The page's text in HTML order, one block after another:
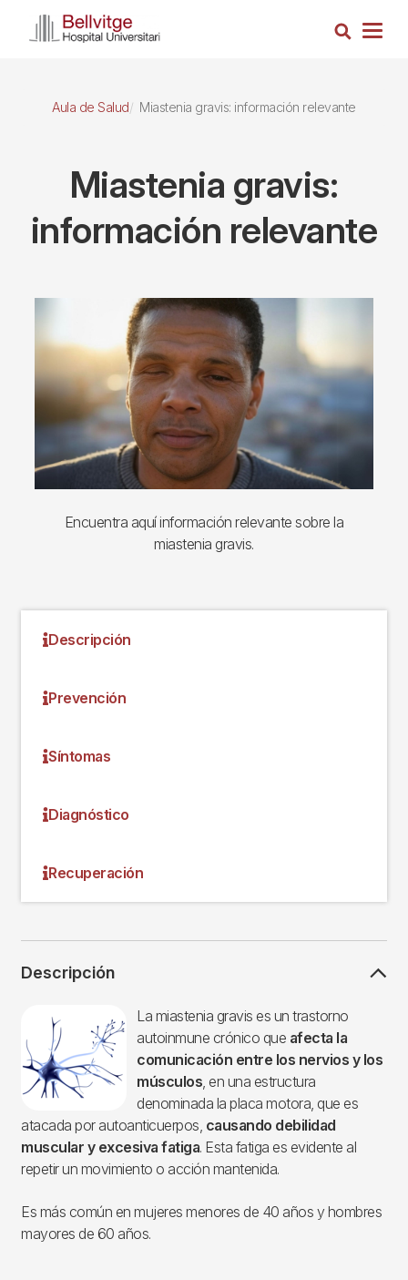
Busca
Aula de Salud Miastenia gravis: información relevante
Miastenia gravis:
información relevante
Encuentra aquí información relevante sobre la
miastenia gravis.
Descripción
Prevención
Síntomas
Diagnóstico
Recuperación
Descripción
Imagen
La miastenia gravis es un trastorno
autoinmune crónico que afecta la
comunicación entre los nervios y los
músculos , en una estructura
denominada la placa motora, que es
atacada por autoanticuerpos, causando debilidad
muscular y excesiva fatiga. Esta fatiga es evidente al
repetir un movimiento o acción mantenida.
Es más común en mujeres menores de 40 años y hombres
mayores de 60 años.